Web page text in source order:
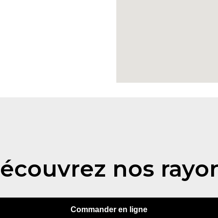
nos
Commander en ligne